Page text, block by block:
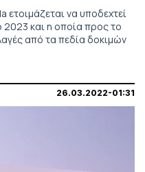
να υποδεχτεί
και η οποία προς το
από τα πεδία δοκιμών
26.03.2022-01:31